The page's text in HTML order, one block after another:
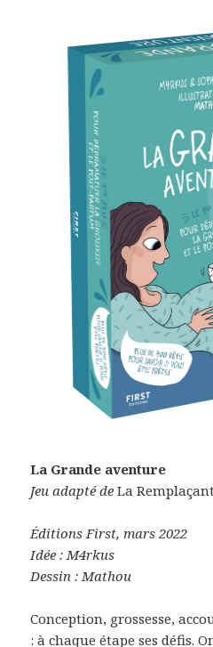
La Grande aventure
Jeu adapté deLa
Éditions First, mars 2022
Idée : M4rkus
Dessin : Mathou
Conception, grossesse,
: à chaque étape ses défis.